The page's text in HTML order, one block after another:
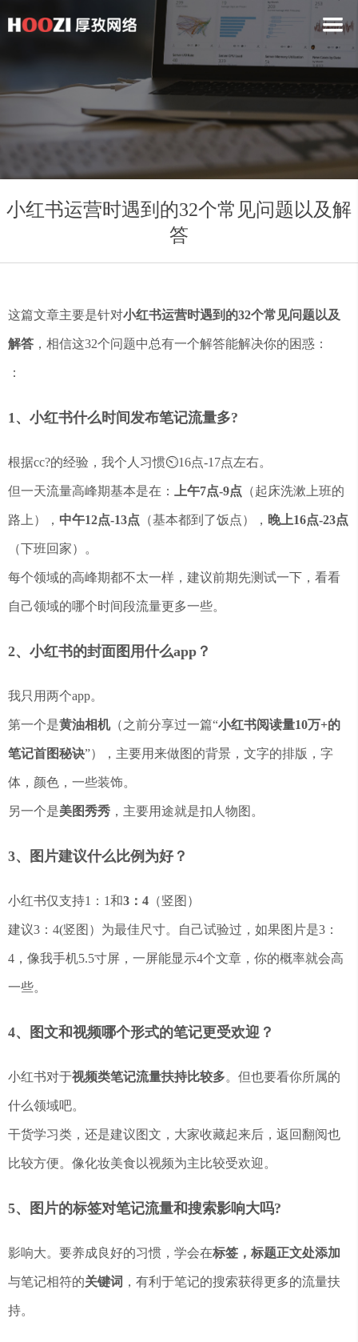
小红书运营时遇到的32个常见问题以及解
答
这篇文章主要是针对小红书运营时遇到的32个常见问题以及
解答 ，相信这32个问题中总有一个解答能解决你的困惑：
：
1、小红书什么时间发布笔记流量多?
根据cc?的经验，我个人习惯⏲16点-17点左右。
但一天流量高峰期基本是在： 上午7点-9点 （起床洗漱上班的
路上）， 中午12点-13点 （基本都到了饭点）， 晚上16点-23点
（下班回家）。
每个领域的高峰期都不太一样，建议前期先测试一下，看看
自己领域的哪个时间段流量更多一些。
2、小红书的封面图用什么app？
我只用两个app。
第一个是黄油相机（之前分享过一篇“小红书阅读量10万+的
笔记首图秘诀”），主要用来做图的背景，文字的排版，字
体，颜色，一些装饰。
另一个是美图秀秀 ，主要用途就是扣人物图。
3、图片建议什么比例为好？
小红书仅支持1：1和3：4 （竖图）
建议3：4(竖图）为最佳尺寸。自己试验过，如果图片是3：
4，像我手机5.5寸屏，一屏能显示4个文章，你的概率就会高
一些。
4、图文和视频哪个形式的笔记更受欢迎？
小红书对于视频类笔记流量扶持比较多。但也要看你所属的
什么领域吧。
干货学习类，还是建议图文，大家收藏起来后，返回翻阅也
比较方便。像化妆美食以视频为主比较受欢迎。
5、图片的标签对笔记流量和搜索影响大吗?
影响大。要养成良好的习惯，学会在标签，标题正文处添加
与笔记相符的关键词 ，有利于笔记的搜索获得更多的流量扶
持。